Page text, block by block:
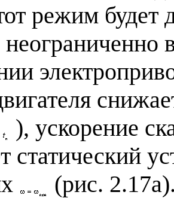
режим будет
неограниченно
), ускорение
статический
(рис.